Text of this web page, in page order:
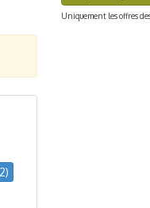
Uniquement les offres